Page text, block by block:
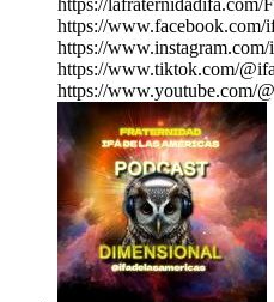
https://lafraternidadifa.com/
https://www.facebook.com/
https://
https://www.tiktok.com/
https://www.youtube.com/